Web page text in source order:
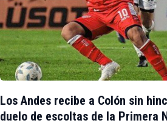
Los Andes recibe a Colón sin
duelo de escoltas de la Primera